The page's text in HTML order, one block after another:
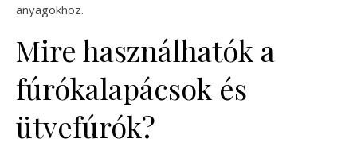
anyagokhoz.
Mire használhatók a
fúrókalapácsok és
ütvefúrók?